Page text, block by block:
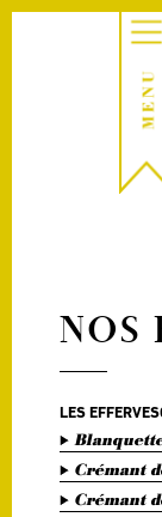
NOS
LES
Crémant
Crémant